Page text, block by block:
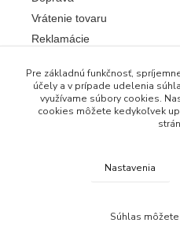
Vrátenie tovaru
Reklamácie
Sledujte nás
Facebook
Pre základnú funkčnosť,
účely a v prípade udelenia
využívame súbory cookies.
cookies môžete kedykoľvek
Nastavenia
Súhlas